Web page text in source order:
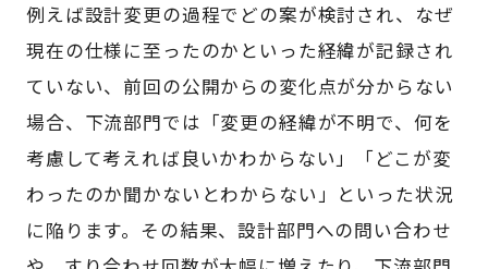
例えば設計変更の過程でどの案が検討され、なぜ
現在の仕様に至ったのかといった経緯が記録され
ていない、前回の公開からの変化点が分からない
場合、下流部門では「変更の経緯が不明で、何を
考慮して考えれば良いかわからない」「どこが変
わったのか聞かないとわからない」といった状況
に陥ります。その結果、設計部門への問い合わせ